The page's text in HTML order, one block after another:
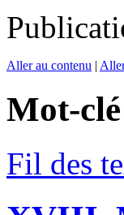
Aller au contenu |
Mot-
Fil des